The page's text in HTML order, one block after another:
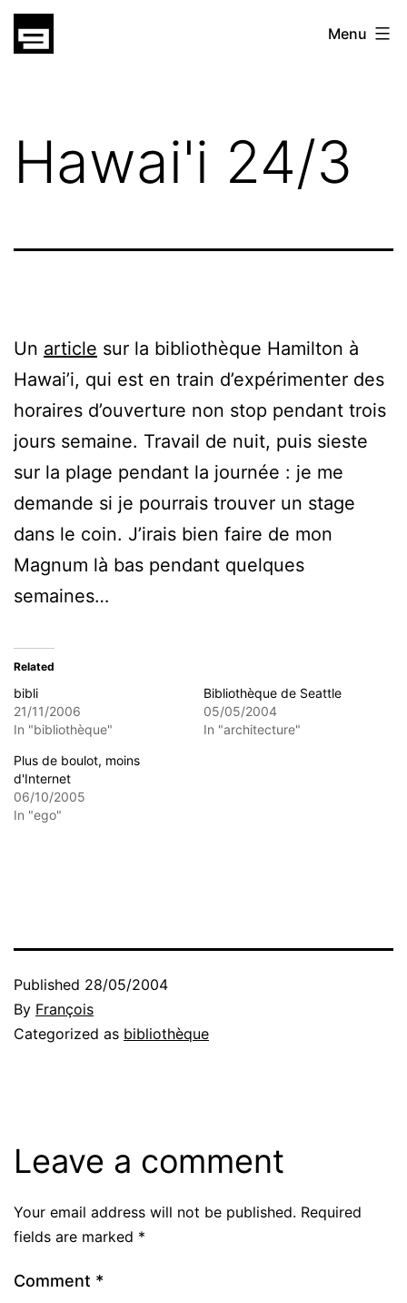
Skip
gatsu
Menu
Hawai'i 24/3
Un article sur la bibliothèque Hamilton à
Hawai’i, qui est en train d’expérimenter des
horaires d’ouverture non stop pendant trois
jours semaine. Travail de nuit, puis sieste
sur la plage pendant la journée : je me
demande si je pourrais trouver un stage
dans le coin. J’irais bien faire de mon
Magnum là bas pendant quelques
semaines…
Related
bibli
21/11/2006
In "bibliothèque"
Bibliothèque de Seattle
05/05/2004
In "architecture"
Plus de boulot, moins
d'Internet
06/10/2005
In "ego"
Published 28/05/2004
By François
Categorized as bibliothèque
Leave a comment
Your email address will not be published. Required
fields are marked *
Comment *